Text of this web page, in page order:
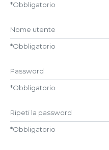
*Obbligatorio
*Obbligatorio
Password
*Obbligatorio
Ripeti la password
*Obbligatorio